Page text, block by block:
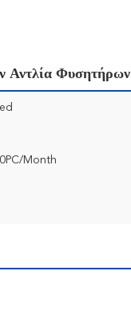
Αντλία Φυσητήρων
Month